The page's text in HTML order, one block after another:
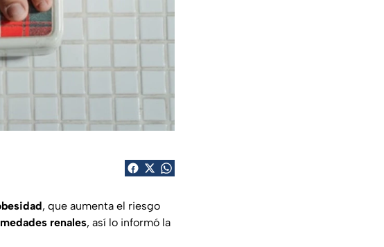
, que aumenta el riesgo
renales, así lo informó la